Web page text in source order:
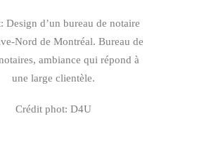
Design d’un bureau de notaire
Nord de Montréal. Bureau de
ambiance qui répond à
une large clientèle.
Crédit phot: D4U